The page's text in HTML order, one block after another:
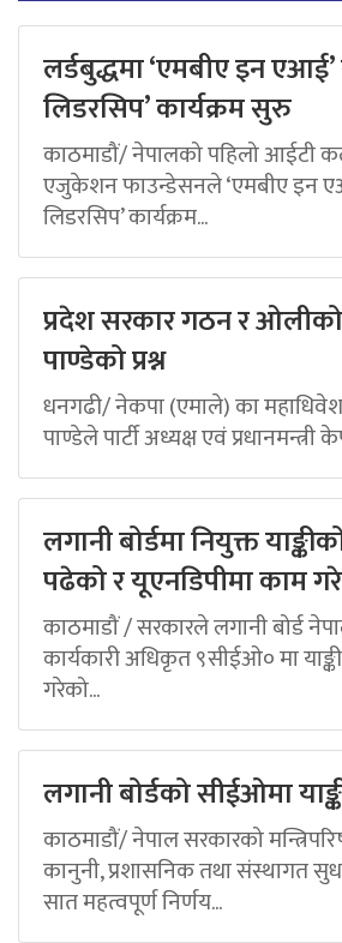
लर्डबुद्धमा ‘एमबीए इन
लिडरसिप’ कार्यक्रम सुरु
काठमाडौं/ नेपालको पहिलो आईटी
एजुकेशन फाउन्डेसनले ‘एमबीए इन
लिडरसिप’ कार्यक्रम...
प्रदेश सरकार गठन र
पाण्डेको प्रश्न
धनगढी/ नेकपा (एमाले) का
पाण्डेले पार्टी अध्यक्ष एवं प्रधानमन्त्री
लगानी बोर्डमा नियुक्त
पढेको र यूएनडिपीमा काम
काठमाडौं / सरकारले लगानी बोर्ड
कार्यकारी अधिकृत ९सीईओ० मा
गरेको...
लगानी बोर्डको सीईओमा
काठमाडौं/ नेपाल सरकारको
कानुनी, प्रशासनिक तथा संस्थागत
सात महत्वपूर्ण निर्णय...